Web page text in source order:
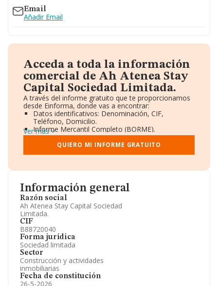
Información general
Razón social
Ah Atenea Stay Capital Sociedad
Limitada.
CIF
B88720040
Forma jurídica
Sociedad limitada
Sector
Construcción y actividades
inmobiliarias
Fecha de constitución
26-5-2026
Email
Añadir Email
Acceda a toda la información
comercial de Ah Atenea Stay
Capital Sociedad Limitada.
A través del informe gratuito que te proporcionamos
desde Einforma, donde vas a encontrar:
Datos identificativos: Denominación, CIF,
Teléfono, Domicilio.
Informe Mercantil Completo (BORME).
Gráficos de Evolución Ventas y Empleados.
Consejo de Administración y Administradores.
Directivos y Ejecutivos.
Información oficial y registral complementaria.
Ver más
QUIERO MI INFORME GRATUITO